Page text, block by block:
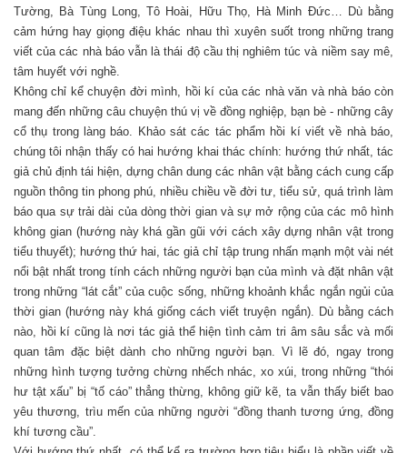
Tường, Bà Tùng Long, Tô Hoài, Hữu Thọ, Hà Minh Đức… Dù bằng
cảm hứng hay giọng điệu khác nhau thì xuyên suốt trong những trang
viết của các nhà báo vẫn là thái độ cầu thị nghiêm túc và niềm say mê,
tâm huyết với nghề.
Không chỉ kể chuyện đời mình, hồi kí của các nhà văn và nhà báo còn
mang đến những câu chuyện thú vị về đồng nghiệp, bạn bè - những cây
cổ thụ trong làng báo. Khảo sát các tác phẩm hồi kí viết về nhà báo,
chúng tôi nhận thấy có hai hướng khai thác chính: hướng thứ nhất, tác
giả chủ định tái hiện, dựng chân dung các nhân vật bằng cách cung cấp
nguồn thông tin phong phú, nhiều chiều về đời tư, tiểu sử, quá trình làm
báo qua sự trải dài của dòng thời gian và sự mở rộng của các mô hình
không gian (hướng này khá gần gũi với cách xây dựng nhân vật trong
tiểu thuyết); hướng thứ hai, tác giả chỉ tập trung nhấn mạnh một vài nét
nổi bật nhất trong tính cách những người bạn của mình và đặt nhân vật
trong những “lát cắt” của cuộc sống, những khoảnh khắc ngắn ngủi của
thời gian (hướng này khá giống cách viết truyện ngắn). Dù bằng cách
nào, hồi kí cũng là nơi tác giả thể hiện tình cảm tri âm sâu sắc và mối
quan tâm đặc biệt dành cho những người bạn. Vì lẽ đó, ngay trong
những hình tượng tưởng chừng nhếch nhác, xo xúi, trong những “thói
hư tật xấu” bị “tố cáo” thẳng thừng, không giữ kẽ, ta vẫn thấy biết bao
yêu thương, trìu mến của những người “đồng thanh tương ứng, đồng
khí tương cầu”.